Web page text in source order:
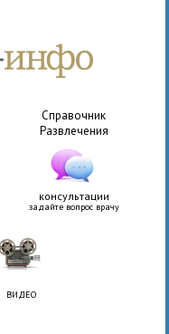
Справочник
Развлечения
консультации
задайте вопрос врачу
ВИДЕО